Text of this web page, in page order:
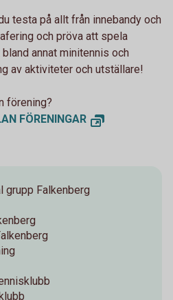
testa på allt från innebandy och
och pröva att spela
annat minitennis och
av aktiviteter och utställare!
förening?
FÖRENINGAR
grupp Falkenberg